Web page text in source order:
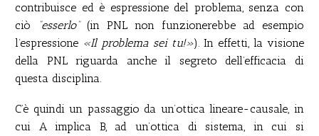
contribuisce ed è espressione del problema, senza con
ciò
“esserlo”(in PNL non funzionerebbe ad esempio
l’espressione «Il problema sei tu!»). In effetti, la visione
della PNL riguarda anche il segreto dell’efficacia di
questa disciplina.
C’è quindi un passaggio da un’ottica lineare-causale, in
cui A implica B, ad un’ottica di sistema, in cui si